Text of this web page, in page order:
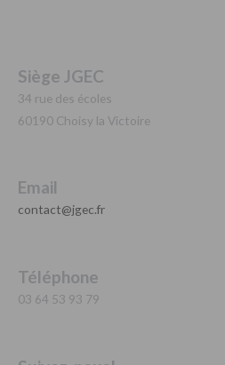
Siège JGEC
34 rue des écoles
60190 Choisy la Victoire
Email
contact@jgec.fr
Téléphone
03 64 53 93 79